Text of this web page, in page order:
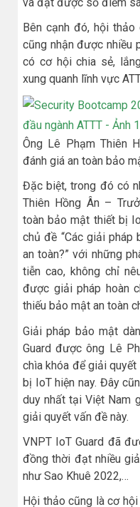
Bên cạnh đó, hội
cũng nhận được nhiều
có cơ hội chia sẻ,
xung quanh lĩnh vực
Ông Lê Phạm Thiên
đánh giá an toàn bảo
Đặc biệt, trong đó có
Thiên Hồng Ân –
toàn bảo mật thiết bị
chủ đề “Các giải
an toàn?” với những
tiễn cao, không chỉ
được giải pháp hoàn
thiếu bảo mật an toàn
Giải pháp bảo mật
Guard được ông Lê
chìa khóa để giải
bị IoT hiện nay. Đây
duy nhất tại Việt Nam
giải quyết vấn đề này.
VNPT IoT Guard đã
đồng thời đạt nhiều
như Sao Khuê 2022,…
Hội thảo cũng là cơ